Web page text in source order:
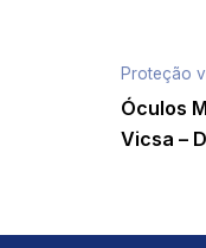
Proteção
Óculos
Vicsa –